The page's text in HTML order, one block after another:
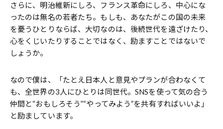
さらに、明治維新にしろ、フランス革命にしろ、中心にな
ったのは無名の若者たち。もしも、あなたがこの国の未来
を憂うひとりならば、大切なのは、後続世代を遠ざけたり、
心をくじいたりすることではなく、励ますことではないで
しょうか。
なので僕は、「たとえ日本人と意見やプランが合わなくて
も、全世界の3人にひとりは同世代。SNSを使って気の合う
仲間と“おもしろそう”“やってみよう”を共有すればいいよ」
と励ましています。